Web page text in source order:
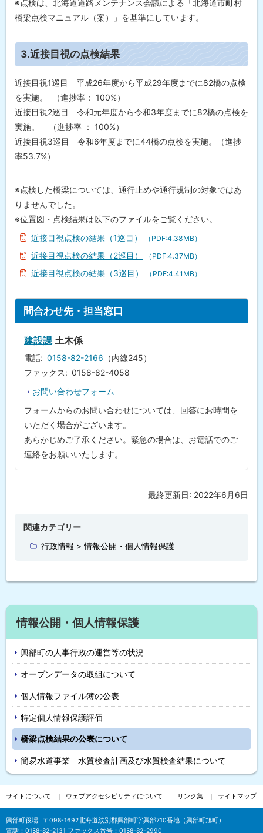
※点検は、北海道道路メンテナンス会議による「北海道市町村
橋梁点検マニュアル（案）」を基準にしています。
ト
ッ
プ
に
戻
る
3.近接目視の点検結果
近接目視1巡目 平成26年度から平成29年度までに82橋の点検
を実施。 （進捗率： 100%）
近接目視2巡目 令和元年度から令和3年度までに82橋の点検を
実施。 （進捗率 ： 100%）
近接目視3巡目 令和6年度までに44橋の点検を実施。（進捗
率53.7%）
※点検した橋梁については、通行止めや通行規制の対象ではあ
りませんでした。
※位置図・点検結果は以下のファイルをご覧ください。
近接目視点検の結果（1巡目）
（PDF:4.38MB）
近接目視点検の結果（2巡目） （PDF:4.37MB）
近接目視点検の結果（3巡目） （PDF:4.41MB）
問合わせ先・担当窓口
建設課土木係
電話 0158-82-2166 （内線245）
ファックス
0158-82-4058
お問い合わせフォーム
フォームからのお問い合わせについては、回答にお時間を
いただく場合がございます。
あらかじめご了承ください。緊急の場合は、お電話でのご
連絡をお願いいたします。
最終更新日: 2022年6月6日
関連カテゴリー
行政情報 > 情報公開・個人情報保護
情報公開・個人情報保護
興部町の人事行政の運営等の状況
オープンデータの取組について
個人情報ファイル簿の公表
特定個人情報保護評価
橋梁点検結果の公表について
簡易水道事業 水質検査計画及び水質検査結果について
サ
イ
サイトについて ウェブアクセシビリティについて リンク集 サイトマップ
興部町役場 〒098-1692北海道紋別郡興部町字興部710番地（興部町旭町）
電話： 0158-82-2131 ファックス番号：0158-82-2990